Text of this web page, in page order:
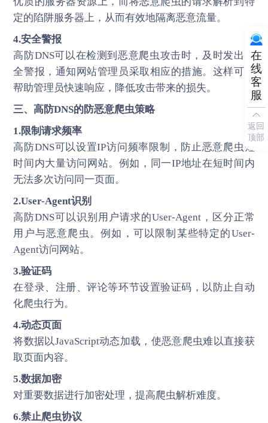
定的陷阱服务器上，从而有效地隔离恶意流量。
4.安全警报
高防DNS可以在检测到恶意爬虫攻击时，及时发出安
全警报，通知网站管理员采取相应的措施。这样可以
帮助管理员快速响应，降低攻击带来的损失。
三、 高防DNS的防恶意爬虫策略
1.限制请求频率
高防DNS可以设置IP访问频率限制，防止恶意爬虫短
时间内大量访问网站。例如，同一IP地址在短时间内
无法多次访问同一页面。
2.User-Agent识别
高防DNS可以识别用户请求的User-Agent，区分正常
用户与恶意爬虫。例如，可以限制某些特定的User-
Agent访问网站。
3.验证码
在登录、注册、评论等环节设置验证码，以防止自动
化爬虫行为。
4.动态页面
将数据以JavaScript动态加载，使恶意爬虫难以直接获
取页面内容。
5.数据加密
对重要数据进行加密处理，提高爬虫解析难度。
6.禁止爬虫协议
在
线
客
服
返回
顶部